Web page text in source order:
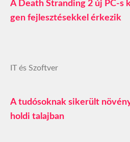
A Death Stranding 2 új PC-s
gen fejlesztésekkel érkezik
IT és Szoftver
A tudósoknak sikerült
holdi talajban